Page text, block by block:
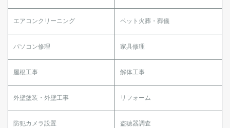
エアコンクリーニング ペット火葬・葬儀
パソコン修理 家具修理
屋根工事 解体工事
外壁塗装・外壁工事 リフォーム
防犯カメラ設置 盗聴器調査